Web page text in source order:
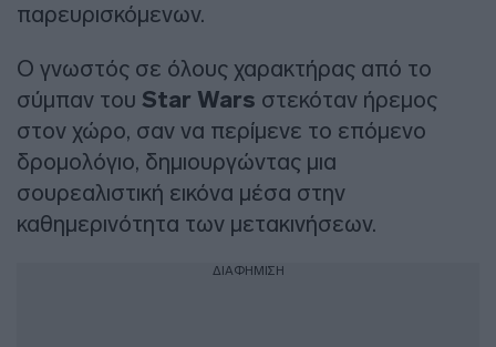
παρευρισκόμενων.
Ο γνωστός σε όλους χαρακτήρας από το
σύμπαν του Star Wars στεκόταν ήρεμος
στον χώρο, σαν να περίμενε το επόμενο
δρομολόγιο, δημιουργώντας μια
σουρεαλιστική εικόνα μέσα στην
καθημερινότητα των μετακινήσεων.
ΔΙΑΦΗΜΙΣΗ